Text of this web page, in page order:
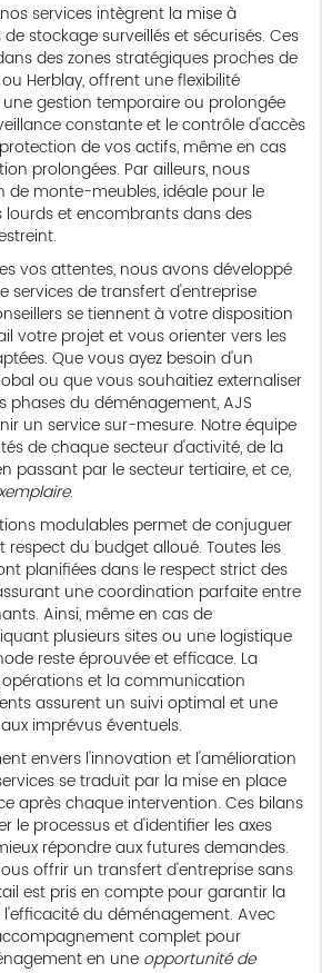
services intègrent la mise à
stockage surveillés et sécurisés. Ces
des zones stratégiques proches de
Herblay, offrent une flexibilité
gestion temporaire ou prolongée
constante et le contrôle d'accès
de vos actifs, même en cas
prolongées. Par ailleurs, nous
de monte-meubles, idéale pour le
et encombrants dans des
vos attentes, nous avons développé
services de transfert d'entreprise
se tiennent à votre disposition
votre projet et vous orienter vers les
Que vous ayez besoin d'un
ou que vous souhaitiez externaliser
phases du déménagement, AJS
un service sur-mesure. Notre équipe
de chaque secteur d'activité, de la
passant par le secteur tertiaire, et ce,
.
modulables permet de conjuguer
respect du budget alloué. Toutes les
planifiées dans le respect strict des
une coordination parfaite entre
Ainsi, même en cas de
plusieurs sites ou une logistique
reste éprouvée et efficace. La
et la communication
assurent un suivi optimal et une
imprévus éventuels.
envers l'innovation et l'amélioration
se traduit par la mise en place
après chaque intervention. Ces bilans
le processus et d'identifier les axes
répondre aux futures demandes.
offrir un transfert d'entreprise sans
est pris en compte pour garantir la
du déménagement. Avec
complet pour
en une opportunité de